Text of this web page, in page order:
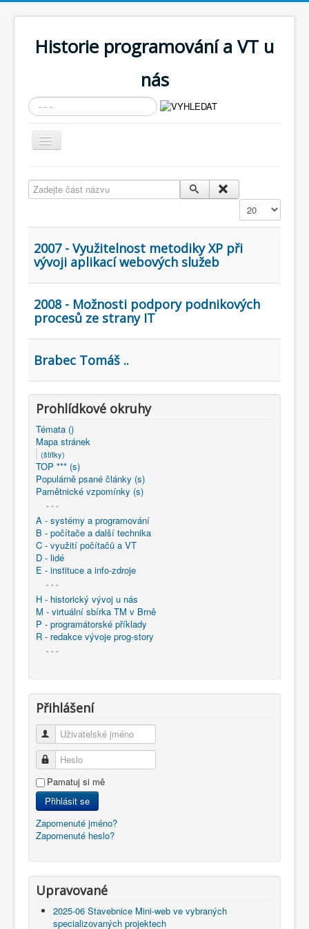
Historie programování a VT u
nás
Vyhledávání...
Přepnout
navigaci
Cíle expozice
Současnost SW a IT
KNIHOVNA
COBOL
O nás
Úvod Mapa stránek
Zadejte část názvu
Zobrazit
2007 - Využitelnost metodiky XP při
vývoji aplikací webových služeb
2008 - Možnosti podpory podnikových
procesů ze strany IT
Brabec Tomáš ..
Prohlídkové okruhy
Témata ()
Mapa stránek
(štítky)
TOP *** (s)
Populárně psané články (s)
Pamětnické vzpomínky (s)
- - -
A - systémy a programování
B - počítače a další technika
C - využití počítačů a VT
D - lidé
E - instituce a info-zdroje
- - -
H - historický vývoj u nás
M - virtuální sbírka TM v Brně
P - programátorské příklady
R - redakce vývoje prog-story
- - -
Přihlášení
Uživatelské jméno
Heslo
Pamatuj si mě
Přihlásit se
Zapomenuté jméno?
Zapomenuté heslo?
Upravované
2025-06 Stavebnice Mini-web ve vybraných
specializovaných projektech